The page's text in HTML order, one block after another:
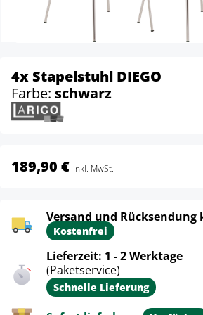
4x Stapelstuhl DIEGO
Farbe: schwarz
189,90 € inkl. MwSt.
Versand und Rücksendung
Kostenfrei
Lieferzeit: 1 - 2 Werktage
(Paketservice)
Schnelle Lieferung